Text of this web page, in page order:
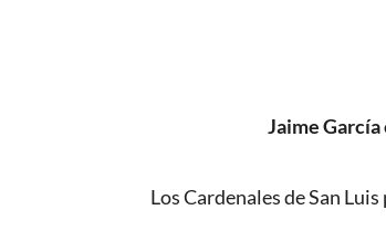
Jaime
Los Cardenales de San